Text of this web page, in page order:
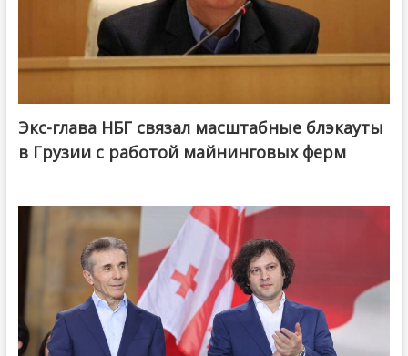
Экс-глава НБГ связал масштабные блэкауты
в Грузии с работой майнинговых ферм